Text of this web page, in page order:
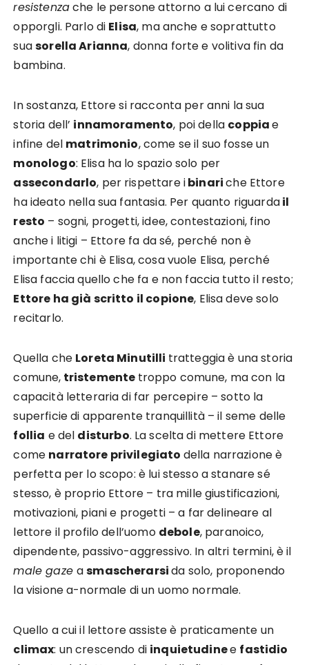
resistenzache le persone attorno a lui cercano di
opporgli. Parlo di Elisa, ma anche e soprattutto
suasorella Arianna, donna forte e volitiva fin da
bambina.
In sostanza, Ettore si racconta per anni la sua
storia dell’ innamoramento, poi della coppiae
infine del matrimonio, come se il suo fosse un
monologo: Elisa ha lo spazio solo per
assecondarlo, per rispettare ibinariche Ettore
ha ideato nella sua fantasia. Per quanto riguardail
resto – sogni, progetti, idee, contestazioni, fino
anche i litigi – Ettore fa da sé, perché non è
importante chi è Elisa, cosa vuole Elisa, perché
Elisa faccia quello che fa e non faccia tutto il resto;
Ettore ha già scritto il copione, Elisa deve solo
recitarlo.
Quella che Loreta Minutilli tratteggia è una storia
comune, tristemente troppo comune, ma con la
capacità letteraria di far percepire – sotto la
superficie di apparente tranquillità – il seme delle
follia e del disturbo. La scelta di mettere Ettore
come narratore privilegiato della narrazione è
perfetta per lo scopo: è lui stesso a stanare sé
stesso, è proprio Ettore – tra mille giustificazioni,
motivazioni, piani e progetti – a far delineare al
lettore il profilo dell’uomo debole, paranoico,
dipendente, passivo-aggressivo. In altri termini, è il
male gaze asmascherarsida solo, proponendo
la visione a-normale di un uomo normale.
Quello a cui il lettore assiste è praticamente un
climax: un crescendo di inquietudinee fastidio